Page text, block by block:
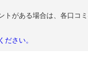
トがある場合は、各口コ
さい。